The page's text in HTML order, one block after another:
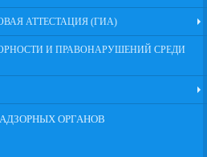
АТТЕСТАЦИЯ (ГИА)
И ПРАВОНАРУШЕНИЙ СРЕДИ
ОРГАНОВ